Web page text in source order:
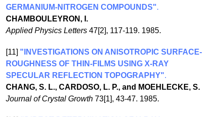
GERMANIUM-NITROGEN COMPOUNDS".
CHAMBOULEYRON, I.
Applied Physics Letters 47[2], 117-119. 1985.
[11] "INVESTIGATIONS ON ANISOTROPIC SURFACE-
ROUGHNESS OF THIN-FILMS USING X-RAY
SPECULAR REFLECTION TOPOGRAPHY".
CHANG, S. L., CARDOSO, L. P., and MOEHLECKE, S.
Journal of Crystal Growth 73[1], 43-47. 1985.